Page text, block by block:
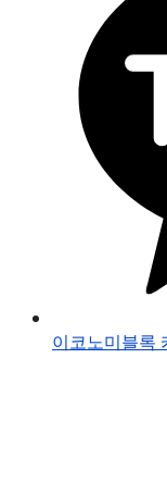
이코노미블록